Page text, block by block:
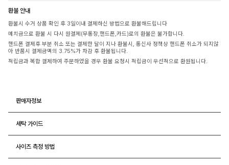
환불 안내
환불시 수거 상품 확인 후 3일이내 결제하신 방법으로 환불해드립니다
예치금으로 환불 시 다시 원결제(무통장,핸드폰,카드)로의 환불은 불가합니다.
핸드폰 결제후 부분 취소 또는 결제한 달이 지나 환불시, 통신사 정책상 핸드폰 취소가 되지않
아 반품시 결제금액의 3.75%가 차감 후 환불됩니다.
적립금과 복합 결제하여 주문하였을 경우 환불 요청시 적립금이 우선적으로 환원됩니다.
판매자정보
세탁 가이드
사이즈 측정 방법